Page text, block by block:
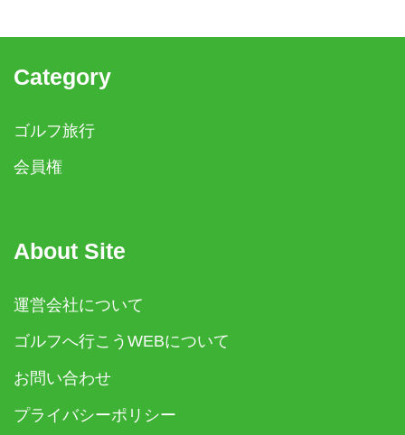
Category
ゴルフ旅行
会員権
About Site
運営会社について
ゴルフへ行こうWEBについて
お問い合わせ
プライバシーポリシー